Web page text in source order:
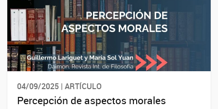
04/09/2025 | ARTÍCULO
Percepción de aspectos morales